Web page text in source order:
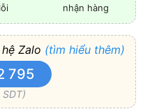
nhận hàng
Zalo (tìm hiểu thêm)
795